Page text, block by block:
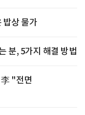
상 물가
분, 5가지 해결 방법
"전면